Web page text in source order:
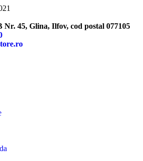
Nr. 45, Glina, Ilfov, cod postal 077105